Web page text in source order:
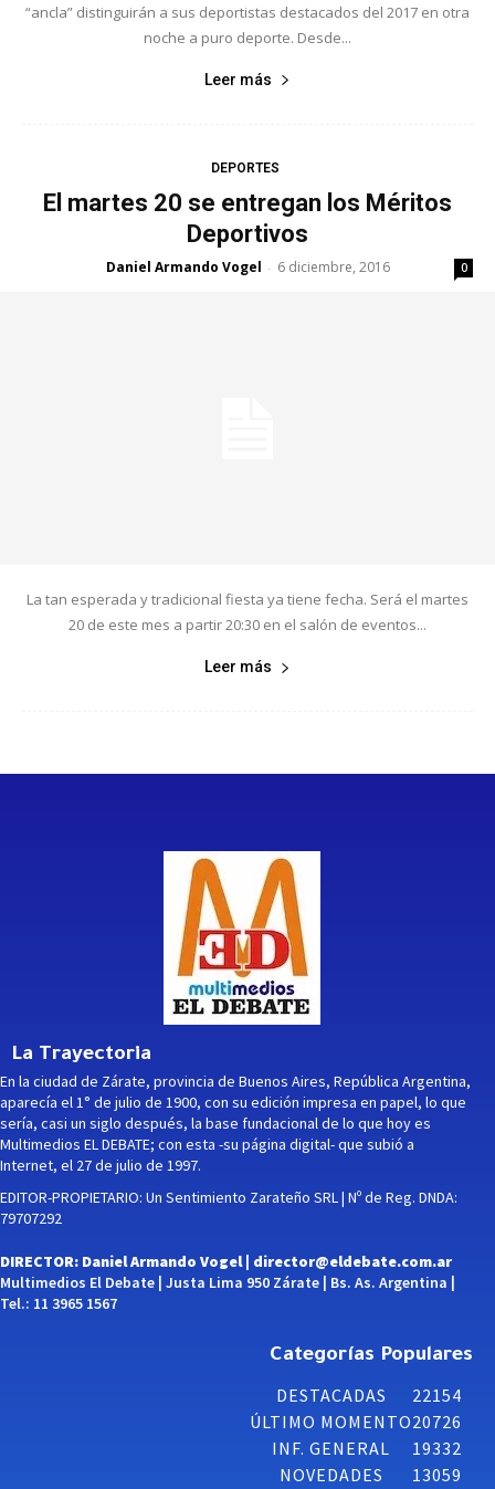
“ancla” distinguirán a sus deportistas destacados del 2017 en otra
noche a puro deporte. Desde...
Leer más
DEPORTES
El martes 20 se entregan los Méritos
Deportivos
Daniel Armando Vogel - 6 diciembre, 2016 0
La tan esperada y tradicional fiesta ya tiene fecha. Será el martes
20 de este mes a partir 20:30 en el salón de eventos...
Leer más
La Trayectoria
En la ciudad de Zárate, provincia de Buenos Aires, República Argentina,
aparecía el 1° de julio de 1900, con su edición impresa en papel, lo que
sería, casi un siglo después, la base fundacional de lo que hoy es
Multimedios EL DEBATE; con esta -su página digital- que subió a
Internet, el 27 de julio de 1997.
EDITOR-PROPIETARIO: Un Sentimiento Zarateño SRL | Nº de Reg. DNDA:
79707292
DIRECTOR: Daniel Armando Vogel | director@eldebate.com.ar
Multimedios El Debate | Justa Lima 950 Zárate | Bs. As. Argentina |
Tel.: 11 3965 1567
Categorías Populares
DESTACADAS
22154
ÚLTIMO MOMENTO20726
INF. GENERAL
19332
NOVEDADES
13059